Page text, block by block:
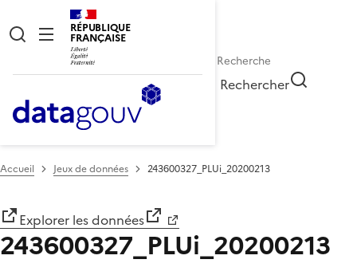
RÉPUBLIQUE
FRANÇAISE
Rechercher
Accueil Jeux de données 243600327_PLUi_20200213
Explorer les données
243600327_PLUi_20200213